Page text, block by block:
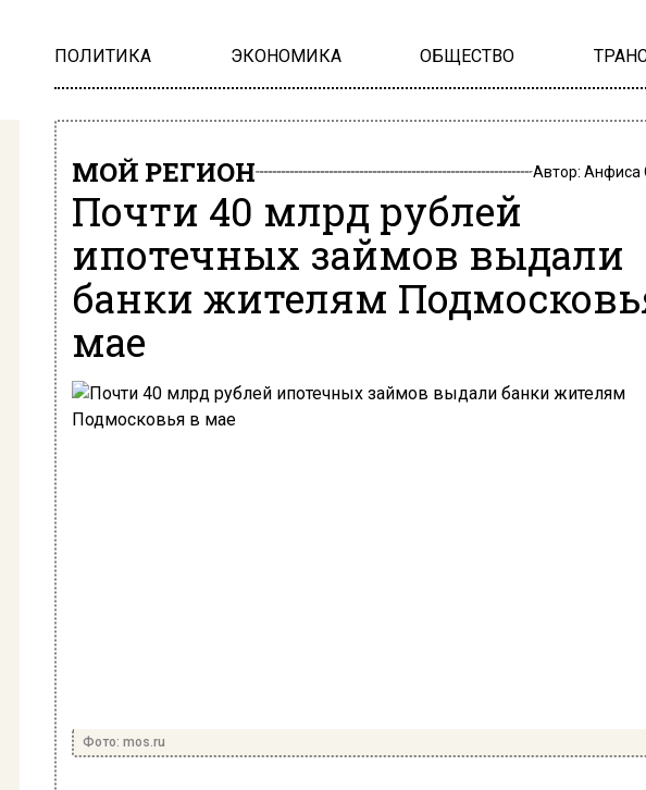
ПОЛИТИКА ЭКОНОМИКА ОБЩЕСТВО
МОЙ РЕГИОН Автор: Анфиса
Почти 40 млрд рублей
ипотечных займов выдали
банки жителям
мае
Фото: mos.ru